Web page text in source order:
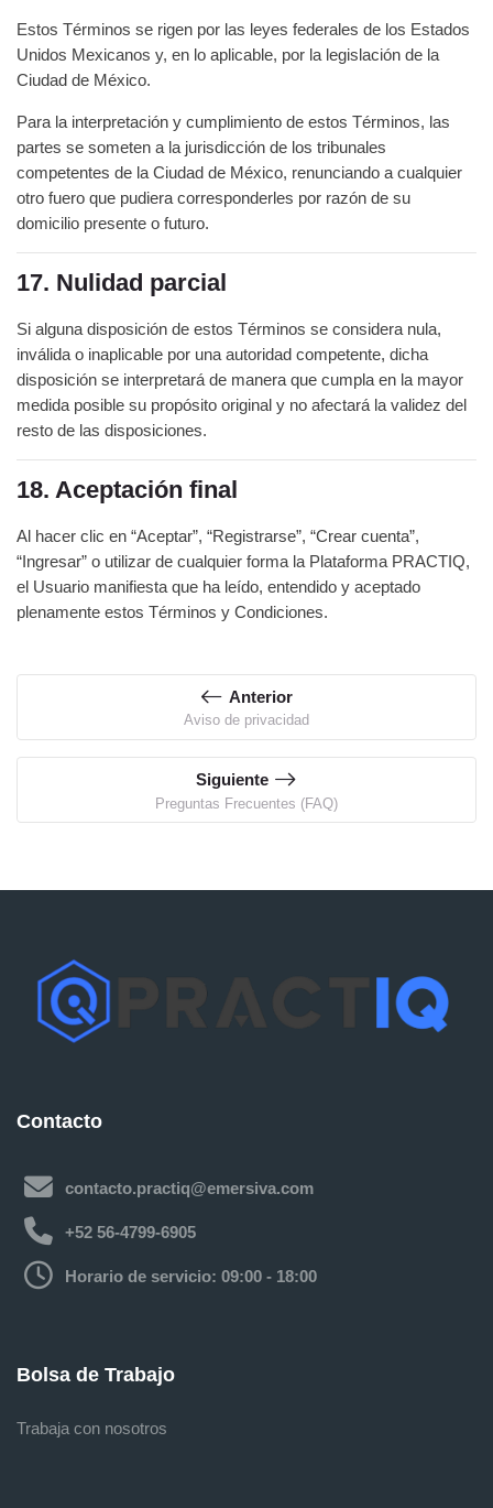
Estos Términos se rigen por las leyes federales de los Estados
Unidos Mexicanos y, en lo aplicable, por la legislación de la
Ciudad de México.
Para la interpretación y cumplimiento de estos Términos, las
partes se someten a la jurisdicción de los tribunales
competentes de la Ciudad de México, renunciando a cualquier
otro fuero que pudiera corresponderles por razón de su
domicilio presente o futuro.
17. Nulidad parcial
Si alguna disposición de estos Términos se considera nula,
inválida o inaplicable por una autoridad competente, dicha
disposición se interpretará de manera que cumpla en la mayor
medida posible su propósito original y no afectará la validez del
resto de las disposiciones.
18. Aceptación final
Al hacer clic en “Aceptar”, “Registrarse”, “Crear cuenta”,
“Ingresar” o utilizar de cualquier forma la Plataforma PRACTIQ,
el Usuario manifiesta que ha leído, entendido y aceptado
plenamente estos Términos y Condiciones.
Anterior
Aviso de privacidad
Siguiente
Preguntas Frecuentes (FAQ)
Contacto
contacto.practiq@emersiva.com
+52 56-4799-6905
Horario de servicio: 09:00 - 18:00
Bolsa de Trabajo
Trabaja con nosotros